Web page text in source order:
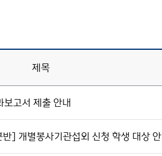
제목
고서 제출 안내
] 개별봉사기관섭외 신청 학생 대상 안